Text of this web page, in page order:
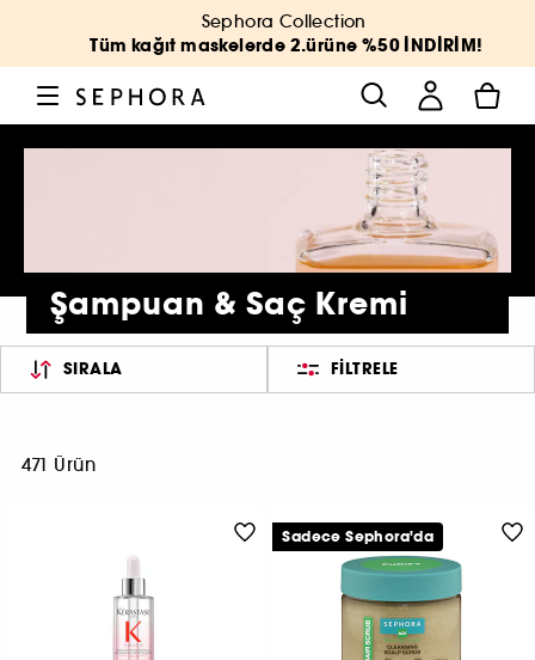
Sephora Collection
Tüm kağıt maskelerde 2.ürüne %50 İNDİRİM!
Şampuan & Saç Kremi
SIRALA FILTRELE
471 Ürün
Sadece Sephora'da